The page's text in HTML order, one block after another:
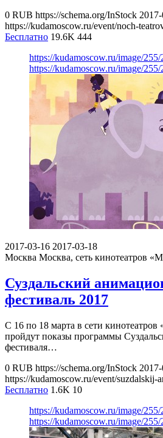
0 RUB https://schema.org/InStock
https://kudamoscow.ru/event/noch-
Бесплатно 19.6K 444
https://kudamoscow.ru/image/
https://kudamoscow.ru/image/
2017-03-16 2017-03-18
Москва Москва, сеть кинотеатров
Суздальский
фестиваль 2017
С 16 по 18 марта в сети кинотеатров
пройдут показы программы
фестиваля…
0 RUB https://schema.org/InStock
https://kudamoscow.ru/event/suzdalskij-
Бесплатно 1.6K 10
https://kudamoscow.ru/image/
https://kudamoscow.ru/image/